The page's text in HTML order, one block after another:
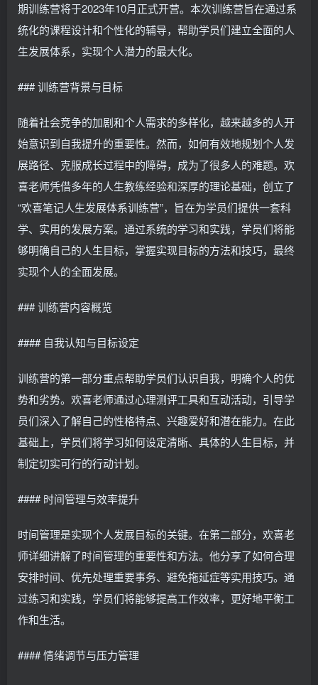
期训练营将于2023年10月正式开营。本次训练营旨在通过系
统化的课程设计和个性化的辅导，帮助学员们建立全面的人
生发展体系，实现个人潜力的最大化。
### 训练营背景与目标
随着社会竞争的加剧和个人需求的多样化，越来越多的人开
始意识到自我提升的重要性。然而，如何有效地规划个人发
展路径、克服成长过程中的障碍，成为了很多人的难题。欢
喜老师凭借多年的人生教练经验和深厚的理论基础，创立了
“欢喜笔记人生发展体系训练营”，旨在为学员们提供一套科
学、实用的发展方案。通过系统的学习和实践，学员们将能
够明确自己的人生目标，掌握实现目标的方法和技巧，最终
实现个人的全面发展。
### 训练营内容概览
#### 自我认知与目标设定
训练营的第一部分重点帮助学员们认识自我，明确个人的优
势和劣势。欢喜老师通过心理测评工具和互动活动，引导学
员们深入了解自己的性格特点、兴趣爱好和潜在能力。在此
基础上，学员们将学习如何设定清晰、具体的人生目标，并
制定切实可行的行动计划。
#### 时间管理与效率提升
时间管理是实现个人发展目标的关键。在第二部分，欢喜老
师详细讲解了时间管理的重要性和方法。他分享了如何合理
安排时间、优先处理重要事务、避免拖延症等实用技巧。通
过练习和实践，学员们将能够提高工作效率，更好地平衡工
作和生活。
#### 情绪调节与压力管理